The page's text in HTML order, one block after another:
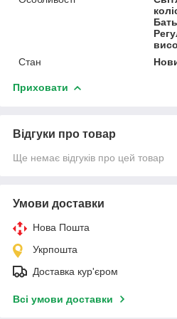
Стан
Приховати
Відгуки про товар
Ще немає відгуків про цей товар
Умови доставки
Нова Пошта
Укрпошта
Доставка кур'єром
Всі умови доставки